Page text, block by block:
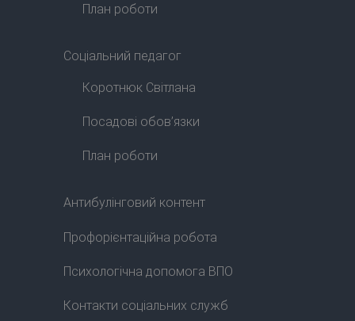
План роботи
Соціальний педагог
Коротнюк Світлана
Посадові обов’язки
План роботи
Антибулінговий контент
Профорієнтаційна робота
Психологічна допомога ВПО
Контакти соціальних служб